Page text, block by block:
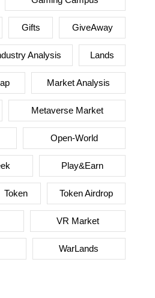
Gifts GiveAway
Analysis Lands
Market Analysis
Metaverse Market
Open-World
Play&Earn
Token Token Airdrop
VR Market
WarLands